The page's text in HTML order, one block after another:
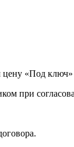
«Под ключ»
при